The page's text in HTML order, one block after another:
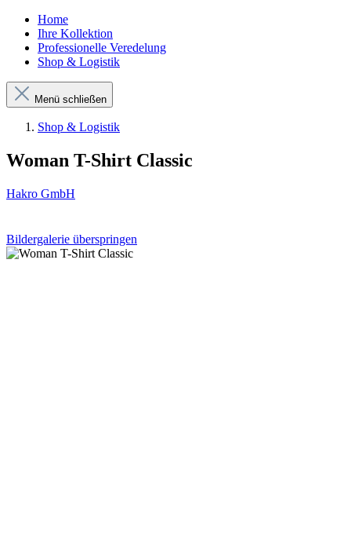
Home
Ihre Kollektion
Professionelle Veredelung
Shop & Logistik
Menü schließen
Shop & Logistik
Woman T-Shirt Classic
Hakro GmbH
Bildergalerie überspringen